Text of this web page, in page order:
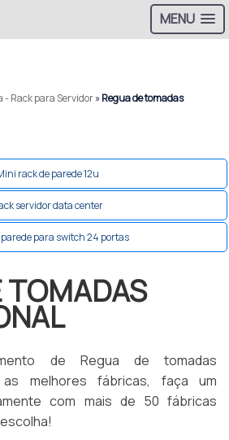
MENU
- Rack para Servidor»Regua de tomadas
rack de parede 12u
servidor data center
parede para switch 24 portas
TOMADAS
de Regua de tomadas
melhores fábricas, faça um
com mais de 50 fábricas